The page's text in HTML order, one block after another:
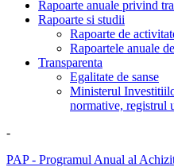
Rapoarte anuale privind
Rapoarte si studii
Rapoarte de
Rapoartele anuale
Transparenta
Egalitate de sanse
Ministerul
normative, registrul
-
PAP - Programul Anual al